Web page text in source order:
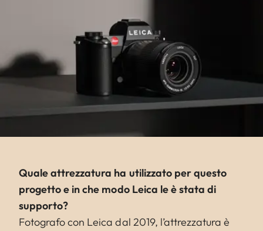
Quale attrezzatura ha utilizzato per questo
progetto e in che modo Leica le è stata di
supporto?
Fotografo con Leica dal 2019, l’attrezzatura è